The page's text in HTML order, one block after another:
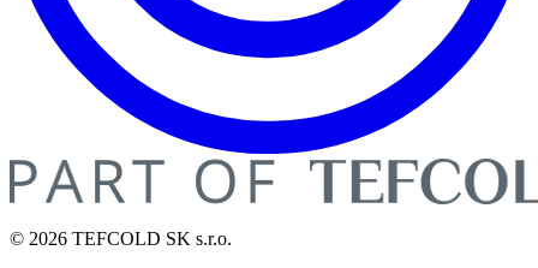
© 2026 TEFCOLD SK s.r.o.